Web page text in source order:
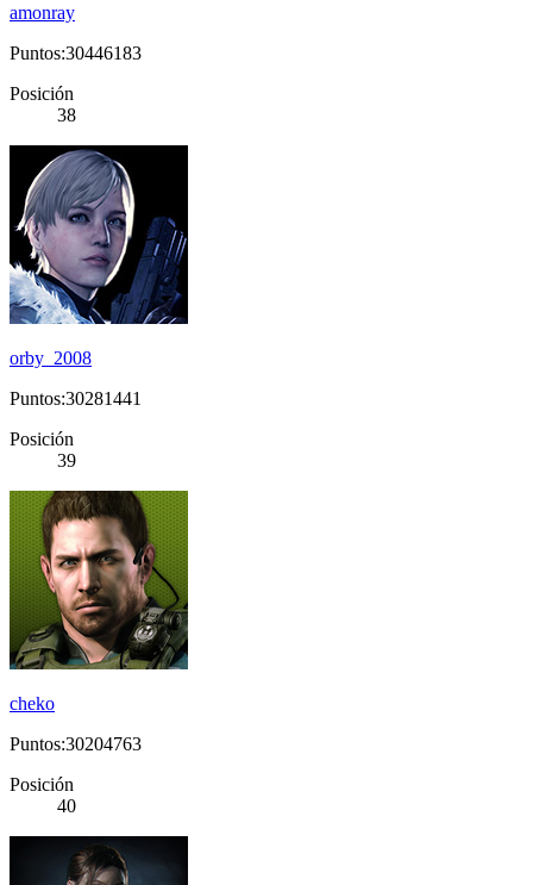
amonray
Puntos:30446183
Posición
38
orby_2008
Puntos:30281441
Posición
39
cheko
Puntos:30204763
Posición
40